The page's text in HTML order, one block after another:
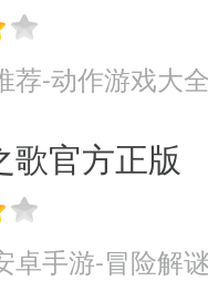
定元宝
元,返还30%
元,返还50%
荐-动作游戏大
歌官方正版
卓手游-冒险解